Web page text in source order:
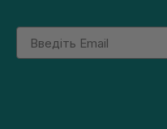
Email